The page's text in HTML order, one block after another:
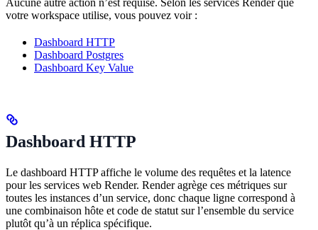
votre workspace utilise, vous pouvez voir :
Dashboard HTTP
Dashboard Postgres
Dashboard Key Value
Dashboard HTTP
Le dashboard HTTP affiche le volume des requêtes et la latence
pour les services web Render. Render agrège ces métriques sur
toutes les instances d’un service, donc chaque ligne correspond à
une combinaison hôte et code de statut sur l’ensemble du service
plutôt qu’à un réplica spécifique.